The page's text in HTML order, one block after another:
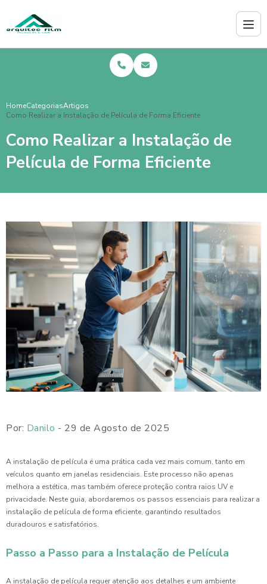
HomeCategoriasArtigos
Como Realizar a Instalação de Película de Forma Eficiente
Como Realizar a Instalação de
Película de Forma Eficiente
Por: Danilo - 29 de Agosto de 2025
A instalação de película é uma prática cada vez mais comum, tanto em
veículos quanto em janelas residenciais. Este processo não apenas
melhora a estética, mas também oferece proteção contra raios UV e
privacidade. Neste guia, abordaremos os passos essenciais para realizar a
instalação de película de forma eficiente, garantindo resultados
duradouros e satisfatórios.
Passo a Passo para a Instalação de Película
A instalação de película requer atenção aos detalhes e um ambiente